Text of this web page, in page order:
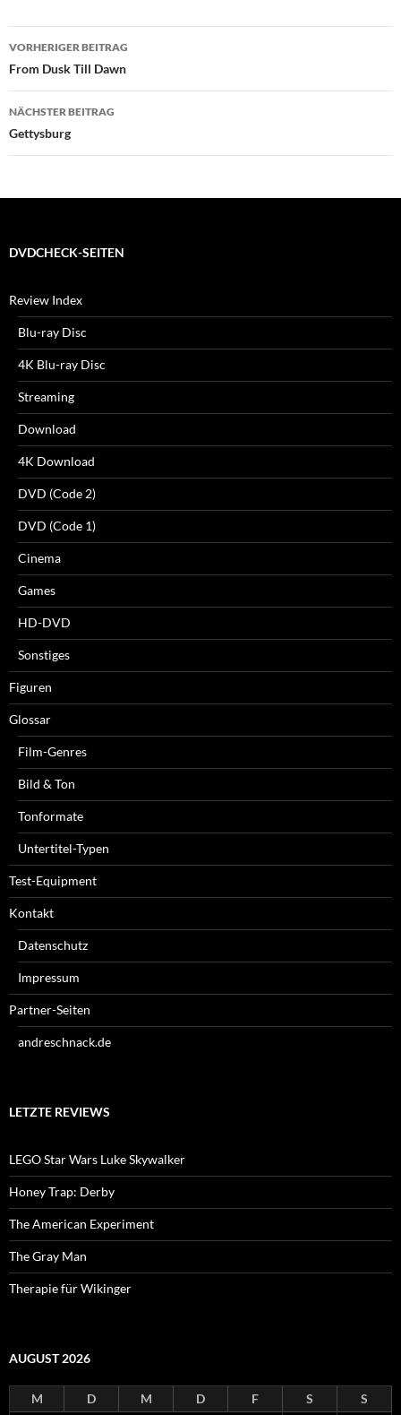
Beitragsnavigation
VORHERIGER BEITRAG
From Dusk Till Dawn
NÄCHSTER BEITRAG
Gettysburg
DVDCHECK-SEITEN
Review Index
Blu-ray Disc
4K Blu-ray Disc
Streaming
Download
4K Download
DVD (Code 2)
DVD (Code 1)
Cinema
Games
HD-DVD
Sonstiges
Figuren
Glossar
Film-Genres
Bild & Ton
Tonformate
Untertitel-Typen
Test-Equipment
Kontakt
Datenschutz
Impressum
Partner-Seiten
andreschnack.de
LETZTE REVIEWS
LEGO Star Wars Luke Skywalker
Honey Trap: Derby
The American Experiment
The Gray Man
Therapie für Wikinger
AUGUST 2026
M D M D F S
S